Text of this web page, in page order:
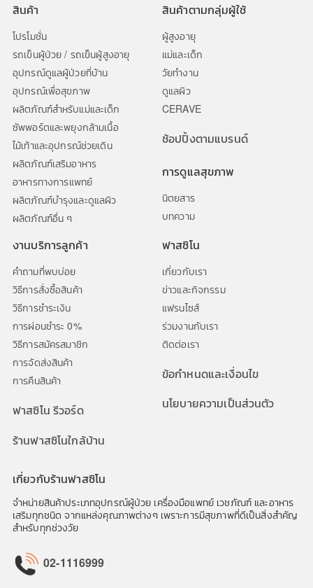
บริษัท โปรฟาสซิโน จำกัด สาขา สวนดอก 3-5-7 ถนนสุเทพ ตำบลสุเทพ
0-5327-8441
สาขา ศูนย์ยาเชียงใหม่
บริษัท โปรฟาสซิโน จำกัด สาขา ศูนย์ยาเชียงใหม่ 269/5 ถนนแก้วนวรัฐ
ต.วัดเกต อ.เมือง จ.เชียงใหม่ 50000
053-261-150-2
สาขา หน้าด่านแม่สาย
บริษัท โปรฟาสซิโน จำกัด สาขา หน้าด่านแม่สาย เลขที่ 28 หมู่ที่ 7
ต.แม่สาย อ.แม่สาย จ.เชียงราย 57130
052–029-945
บริษัท โปรฟาสซิโน จำกัด สาขา ดอนหวาย 75/10-12 หมู่ที่ 5 ต.บางกระ
0-3439-3609
สาขา คลัง DC สาย5
บริษัท ฟาร์มาฮอฟ จำกัด สาขา คลัง DC สาย5 199 หมู่ 1 ต.บางเตย
อ.สามพราน จ.นครปฐม 73210
02-024-8879
สาขา สงขลาบุรี
บริษัท โปรฟาสซิโน จำกัด สาขา สงขลาบุรี 7 ถนนสงขลาบุรี ตำบลบ่อยาง
อำเภอเมืองสงขลา จังหวัดสงขลา 90000
บริษัท โปรฟาสซิโน จำกัด สาขา ปตท.วิภาวดี 1093/1 ปากซอย
วิภาวดีรังสิต30 ถ.วิภาวดีรังสิต แขวงลาดยาว เขตจตุจักร
กรุงเทพมหานคร 10900
02-512-6228
สาขา บางบัวทอง
บริษัท ฟาร์มาฮอฟ จำกัด สาขา บางบัวทอง 139/1 หมู่ 4 ถ.ตลิ่งชัน-
สินค้า
โปรโมชั่น
รถเข็นผู้ป่วย / รถเข็นผู้สูงอายุ
อุปกรณ์ดูแลผู้ป่วยที่บ้าน
อุปกรณ์เพื่อสุขภาพ
ผลิตภัณฑ์สำหรับแม่และเด็ก
ซัพพอร์ตและพยุงกล้ามเนื้อ
ไม้เท้าและอุปกรณ์ช่วยเดิน
ผลิตภัณฑ์เสริมอาหาร
อาหารทางการแพทย์
ผลิตภัณฑ์บำรุงและดูแลผิว
ผลิตภัณฑ์อื่น ๆ
สินค้าตามกลุ่มผู้ใช้
ผู้สูงอายุ
แม่และเด็ก
วัยทำงาน
ดูแลผิว
CERAVE
ช้อปปิ้งตามแบรนด์
การดูแลสุขภาพ
นิตยสาร
บทความ
งานบริการลูกค้า
คำถามที่พบบ่อย
วิธีการสั่งซื้อสินค้า
วิธีการชำระเงิน
การผ่อนชำระ 0%
วิธีการสมัครสมาชิก
การจัดส่งสินค้า
การคืนสินค้า
ฟาสซิโน รีวอร์ด
ร้านฟาสซิโนใกล้บ้าน
ฟาสซิโน
เกี่ยวกับเรา
ข่าวและกิจกรรม
แฟรนไซส์
ร่วมงานกับเรา
ติดต่อเรา
ข้อกำหนดและเงื่อนไข
นโยบายความเป็นส่วนตัว
เกี่ยวกับร้านฟาสซิโน
จำหน่ายสินค้าประเภทอุปกรณ์ผู้ป่วย เครื่องมือแพทย์ เวชภัณฑ์ และอาหาร
เสริมทุกชนิด จากแหล่งคุณภาพต่างๆ เพราะการมีสุขภาพที่ดีเป็นสิ่งสำคัญ
สำหรับทุกช่วงวัย
02-1116999